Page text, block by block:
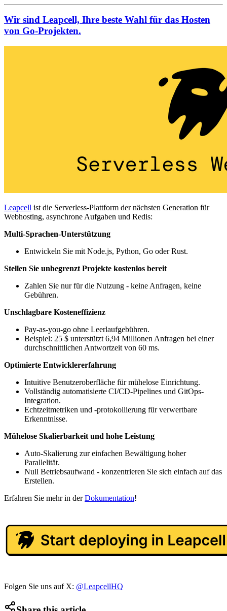
Wir sind Leapcell, Ihre beste Wahl für das Hosten
von Go-Projekten.
Leapcell ist die Serverless-Plattform der nächsten Generation für
Webhosting, asynchrone Aufgaben und Redis:
Multi-Sprachen-Unterstützung
Entwickeln Sie mit Node.js, Python, Go oder Rust.
Stellen Sie unbegrenzt Projekte kostenlos bereit
Zahlen Sie nur für die Nutzung - keine Anfragen, keine
Gebühren.
Unschlagbare Kosteneffizienz
Pay-as-you-go ohne Leerlaufgebühren.
Beispiel: 25 $ unterstützt 6,94 Millionen Anfragen bei einer
durchschnittlichen Antwortzeit von 60 ms.
Optimierte Entwicklererfahrung
Intuitive Benutzeroberfläche für mühelose Einrichtung.
Vollständig automatisierte CI/CD-Pipelines und GitOps-
Integration.
Echtzeitmetriken und -protokollierung für verwertbare
Erkenntnisse.
Mühelose Skalierbarkeit und hohe Leistung
Auto-Skalierung zur einfachen Bewältigung hoher
Parallelität.
Null Betriebsaufwand - konzentrieren Sie sich einfach auf das
Erstellen.
Erfahren Sie mehr in derDokumentation!
Folgen Sie uns auf X: @LeapcellHQ